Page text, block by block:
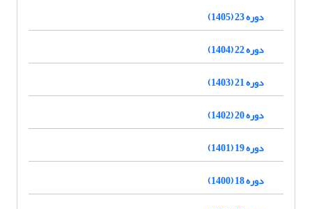
دوره 23 (1405)
دوره 22 (1404)
دوره 21 (1403)
دوره 20 (1402)
دوره 19 (1401)
دوره 18 (1400)